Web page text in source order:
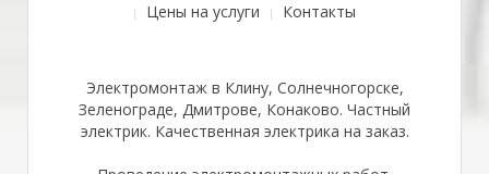
Цены на услуги
Контакты
Электромонтаж в Клину, Солнечногорске,
Зеленограде, Дмитрове, Конаково. Частный
электрик. Качественная электрика на заказ.